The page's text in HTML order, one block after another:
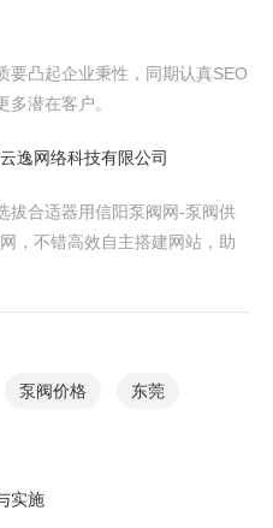
要凸起企业秉性，同期认真SEO
潜在客户。
逸网络科技有限公司
拔合适器用信阳泵阀网-泵阀供
，不错高效自主搭建网站，助
泵阀价格 东莞
实施